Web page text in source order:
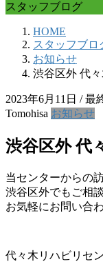
スタッフブログ
HOME
スタッフブロ
お知らせ
渋谷区外 代
2023年6月11日 / 最
Tomohisa お知らせ
渋谷区外 代
当センターからの
渋谷区外でもご相
お気軽にお問い合
代々木リハビリセ